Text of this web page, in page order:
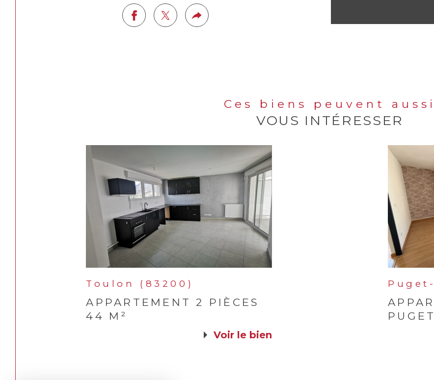
Ces biens peuvent aussi
VOUS INTÉRESSER
Toulon (83200)
APPARTEMENT 2 PIÈCES
44 M²
voir le bien